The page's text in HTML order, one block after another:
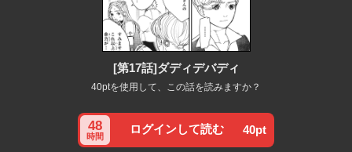
[第17話]ダディデバディ
40ptを使用して、この話を読みますか？
48
時間
ログインして読む 40pt